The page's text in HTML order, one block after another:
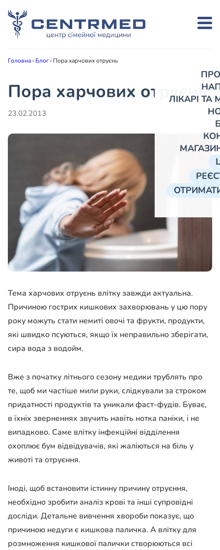
ЛІКАРІ
Головна› Блог› Пора харчових отруєнь
Пора харчових отруєнь
23.02.2013
Тема харчових отруєнь влітку завжди актуальна.
Причиною гострих кишкових захворювань у цю пору
року можуть стати немиті овочі та фрукти, продукти,
які швидко псуються, якщо їх неправильно зберігати,
сира вода з водойм.
Вже з початку літнього сезону медики трублять про
те, щоб ми частіше мили руки, слідкували за строком
придатності продуктів та уникали фаст-фудів. Буває,
в їхніх зверненнях звучить навіть нотка паніки, і не
випадково. Саме влітку інфекційні відділення
охоплює бум відвідувачів, які жаліються на біль у
животі та отруєння.
Іноді, щоб встановити істинну причину отруєння,
необхідно зробити аналіз крові та інші супровідні
досліди. Детальне вивчення хвороби показує, що
причиною недуги є кишкова паличка. А влітку для
розмноження кишкової палички створюються всі